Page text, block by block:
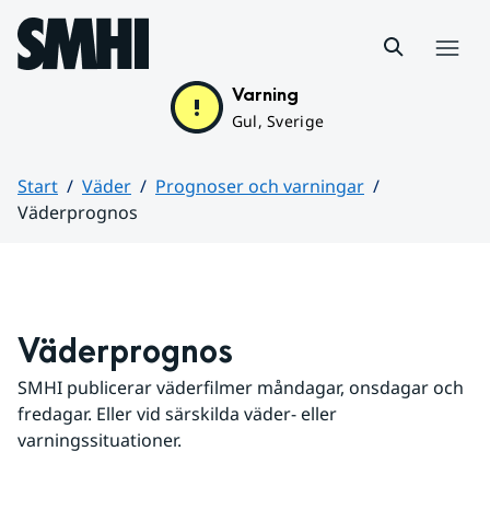
Hoppa till sidans innehåll
Varning
Gul, Sverige
Start Väder
Prognoser och varningar
Väderprognos
Väderprognos
SMHI publicerar väderfilmer måndagar, onsdagar och
fredagar. Eller vid särskilda väder- eller
varningssituationer.